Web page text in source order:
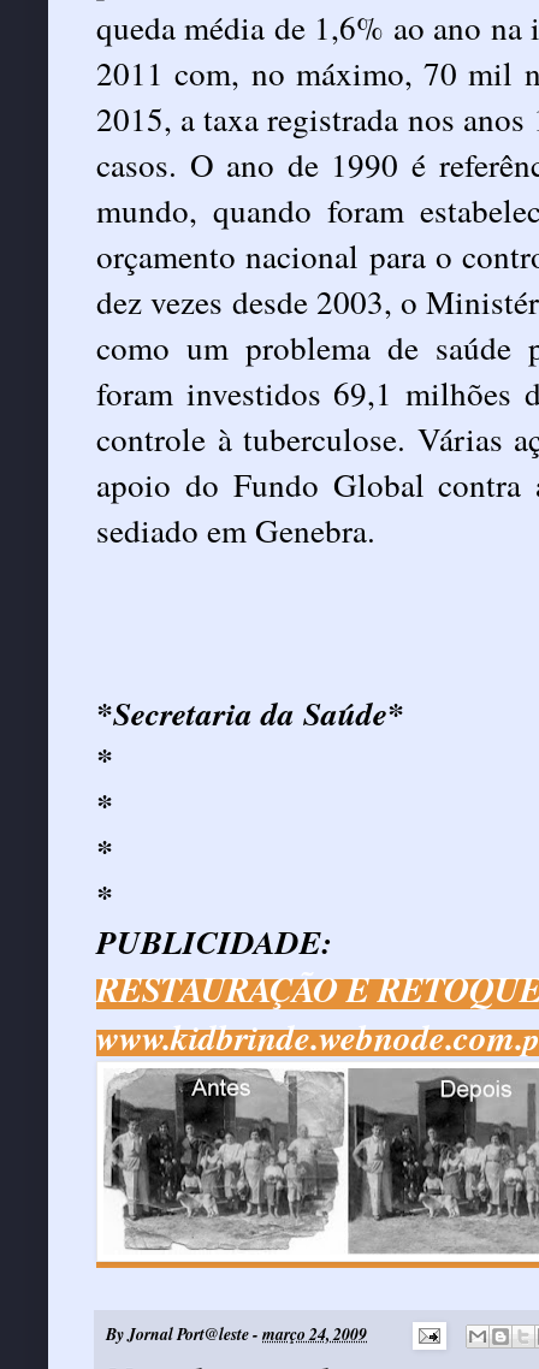
queda média de 1,6% ao ano
2011 com, no máximo, 70 mil
2015, a taxa registrada nos
casos. O ano de 1990 é
mundo, quando foram
orçamento nacional para o
dez vezes desde 2003, o
como um problema de saúde
foram investidos 69,1 milhões
controle à tuberculose. Várias
apoio do Fundo Global
sediado em Genebra.
*Secretaria da Saúde*
*
*
*
*
PUBLICIDADE:
RESTAURAÇÃO E
www.kidbrinde.webnode.com.
ByJornal Port@leste- março 24, 2009